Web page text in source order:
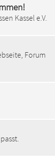
Kassel e.V.
Forum